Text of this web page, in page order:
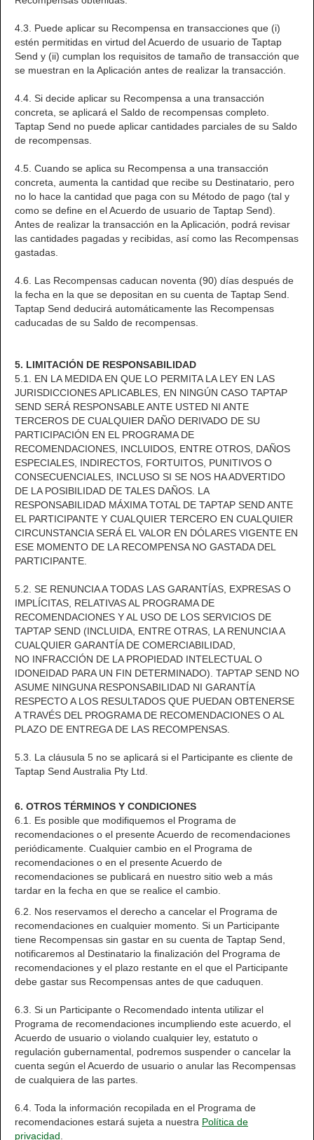
4.3. Puede aplicar su Recompensa en transacciones que (i)
estén permitidas en virtud del Acuerdo de usuario de Taptap
Send y (ii) cumplan los requisitos de tamaño de transacción que
se muestran en la Aplicación antes de realizar la transacción.
4.4. Si decide aplicar su Recompensa a una transacción
concreta, se aplicará el Saldo de recompensas completo.
Taptap Send no puede aplicar cantidades parciales de su Saldo
de recompensas.
4.5. Cuando se aplica su Recompensa a una transacción
concreta, aumenta la cantidad que recibe su Destinatario, pero
no lo hace la cantidad que paga con su Método de pago (tal y
como se define en el Acuerdo de usuario de Taptap Send).
Antes de realizar la transacción en la Aplicación, podrá revisar
las cantidades pagadas y recibidas, así como las Recompensas
gastadas.
4.6. Las Recompensas caducan noventa (90) días después de
la fecha en la que se depositan en su cuenta de Taptap Send.
Taptap Send deducirá automáticamente las Recompensas
caducadas de su Saldo de recompensas.
5. LIMITACIÓN DE RESPONSABILIDAD
5.1. EN LA MEDIDA EN QUE LO PERMITA LA LEY EN LAS
JURISDICCIONES APLICABLES, EN NINGÚN CASO TAPTAP
SEND SERÁ RESPONSABLE ANTE USTED NI ANTE
TERCEROS DE CUALQUIER DAÑO DERIVADO DE SU
PARTICIPACIÓN EN EL PROGRAMA DE
RECOMENDACIONES, INCLUIDOS, ENTRE OTROS, DAÑOS
ESPECIALES, INDIRECTOS, FORTUITOS, PUNITIVOS O
CONSECUENCIALES, INCLUSO SI SE NOS HA ADVERTIDO
DE LA POSIBILIDAD DE TALES DAÑOS. LA
RESPONSABILIDAD MÁXIMA TOTAL DE TAPTAP SEND ANTE
EL PARTICIPANTE Y CUALQUIER TERCERO EN CUALQUIER
CIRCUNSTANCIA SERÁ EL VALOR EN DÓLARES VIGENTE EN
ESE MOMENTO DE LA RECOMPENSA NO GASTADA DEL
PARTICIPANTE.
5.2. SE RENUNCIA A TODAS LAS GARANTÍAS, EXPRESAS O
IMPLÍCITAS, RELATIVAS AL PROGRAMA DE
RECOMENDACIONES Y AL USO DE LOS SERVICIOS DE
TAPTAP SEND (INCLUIDA, ENTRE OTRAS, LA RENUNCIA A
CUALQUIER GARANTÍA DE COMERCIABILIDAD,
NO INFRACCIÓN DE LA PROPIEDAD INTELECTUAL O
IDONEIDAD PARA UN FIN DETERMINADO). TAPTAP SEND NO
ASUME NINGUNA RESPONSABILIDAD NI GARANTÍA
RESPECTO A LOS RESULTADOS QUE PUEDAN OBTENERSE
A TRAVÉS DEL PROGRAMA DE RECOMENDACIONES O AL
PLAZO DE ENTREGA DE LAS RECOMPENSAS.
5.3. La cláusula 5 no se aplicará si el Participante es cliente de
Taptap Send Australia Pty Ltd.
6. OTROS TÉRMINOS Y CONDICIONES
6.1. Es posible que modifiquemos el Programa de
recomendaciones o el presente Acuerdo de recomendaciones
periódicamente. Cualquier cambio en el Programa de
recomendaciones o en el presente Acuerdo de
recomendaciones se publicará en nuestro sitio web a más
tardar en la fecha en que se realice el cambio.
6.2. Nos reservamos el derecho a cancelar el Programa de
recomendaciones en cualquier momento. Si un Participante
tiene Recompensas sin gastar en su cuenta de Taptap Send,
notificaremos al Destinatario la finalización del Programa de
recomendaciones y el plazo restante en el que el Participante
debe gastar sus Recompensas antes de que caduquen.
6.3. Si un Participante o Recomendado intenta utilizar el
Programa de recomendaciones incumpliendo este acuerdo, el
Acuerdo de usuario o violando cualquier ley, estatuto o
regulación gubernamental, podremos suspender o cancelar la
cuenta según el Acuerdo de usuario o anular las Recompensas
de cualquiera de las partes.
6.4. Toda la información recopilada en el Programa de
recomendaciones estará sujeta a nuestra Política de
privacidad